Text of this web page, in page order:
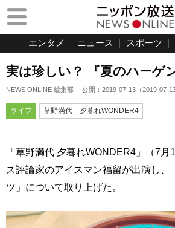
エンタメ ニュース スポーツ
実は珍しい？ 『夏のハーゲ
NEWS ONLINE 編集部 公開： 2019-07-13 （2019-07-
ライフ 草野満代 夕暮れWONDER4
「草野満代 夕暮れWONDER4」（7月
ス評論家のアイスマン福留が出演し、
ツ」について取り上げた。